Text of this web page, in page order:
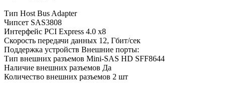
Тип Host Bus Adapter
Чипсет SAS3808
Интерфейс PCI Express 4.0 x8
Скорость передачи данных 12, Гбит/сек
Поддержка устройств Внешние порты:
Тип внешних разъемов Mini-SAS HD SFF8644
Наличие внешних разъемов Да
Количество внешних разъемов 2 шт